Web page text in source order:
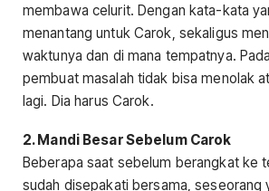
membawa celurit. Dengan kata-kata
menantang untuk Carok, sekaligus
waktunya dan di mana tempatnya.
pembuat masalah tidak bisa menolak
lagi. Dia harus Carok.
2. Mandi Besar Sebelum Carok
Beberapa saat sebelum berangkat ke
sudah disepakati bersama, seseorang